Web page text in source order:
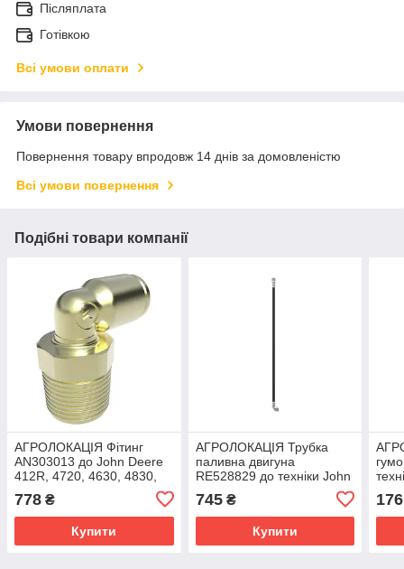
Післяплата
Готівкою
Всі умови оплати
Умови повернення
Повернення товару впродовж 14 днів за домовленістю
Всі умови повернення
Подібні товари компанії
АГРОЛОКАЦІЯ Фітинг
AN303013 до John Deere
412R, 4720, 4630, 4830,
(унікальний ID:
778 ₴
Купити
АГРОЛОКАЦІЯ Трубка
паливна двигуна
RE528829 до техніки John
RE528829)
745₴
Купити
176